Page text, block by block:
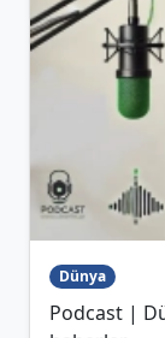
Dünya
Podcast |